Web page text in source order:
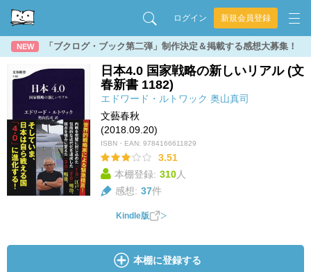
ログイン 新規会員登録
NEW 「ブクログ・ブック第二弾」制作決定＆掲載する感想大募集！
日本4.0 国家戦略の新しいリアル (文
春新書 1182)
エドワード・ルトワック 奥山真司
文藝春秋
(2018.09.20)
ISBN・EAN: 9784166611829
3.51
本棚登録: 310人
感想: 37件
Kindle版
本棚に登録する